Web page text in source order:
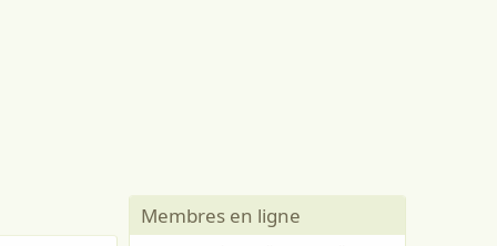
Membres en ligne